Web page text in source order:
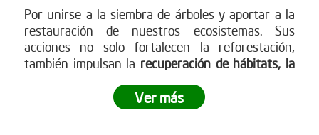
Por unirse a la siembra de árboles y aportar a la
restauración de nuestros ecosistemas. Sus
acciones no solo fortalecen la reforestación,
también impulsan la recuperación de hábitats, la
sostenible para todos. Empresas como ustedes
marcan la diferencia y nos inspiran a seguir
Ver más